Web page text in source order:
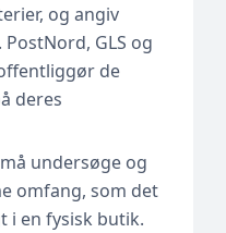
og angiv
GLS og
de
deres
undersøge og
omfang, som det
i en fysisk butik.